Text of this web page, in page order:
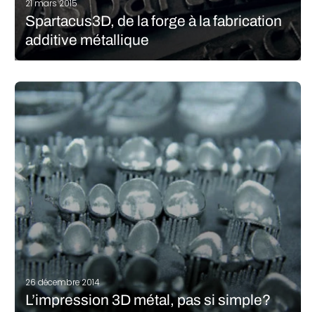
21 mars 2015
Spartacus3D, de la forge à la fabrication
additive métallique
rencontre entre Charles de Forges et Frédéric Guinot (Président du
Groupe Farinia) qui réfléchissait à la pertinence d’investir dans le
domaine de la fabrication additive. L’entreprise a démarré…
LIRE LA SUITE
26 décembre 2014
L’impression 3D métal, pas si simple?